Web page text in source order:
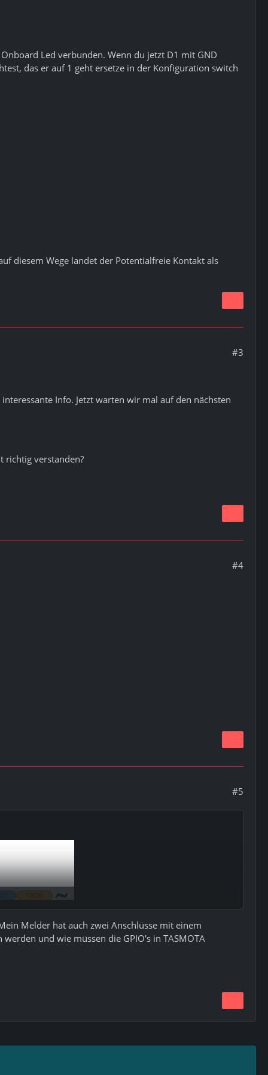
Led verbunden. Wenn du jetzt D1 mit GND
das er auf 1 geht ersetze in der Konfiguration switch
diesem Wege landet der Potentialfreie Kontakt als
#3
Info. Jetzt warten wir mal auf den nächsten
richtig verstanden?
#4
#5
Melder hat auch zwei Anschlüsse mit einem
und wie müssen die GPIO's in TASMOTA